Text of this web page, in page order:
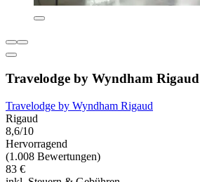
Travelodge by Wyndham Rigaud
Travelodge by Wyndham Rigaud
Rigaud
8,6/10
Hervorragend
(1.008 Bewertungen)
83 €